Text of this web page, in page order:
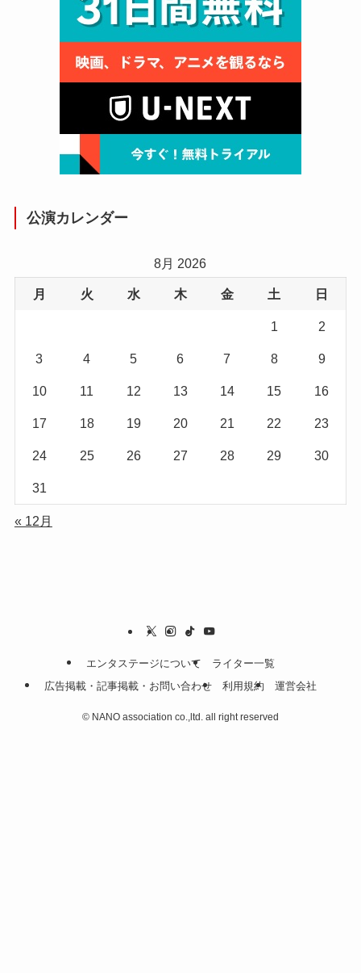
公演カレンダー
8月 2026
月 火 水 木 金 土 日
1 2
3 4 5 6 7 8 9
10 11 12 13 14 15 16
17 18 19 20 21 22 23
24 25 26 27 28 29 30
31
« 12月
エンタステージについて
ライター一覧
広告掲載・記事掲載・お問い合わせ
利用規約 運営会社
© NANO association co.,ltd. all right reserved